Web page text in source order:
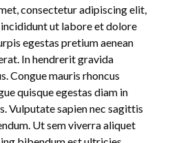
consectetur adipiscing elit,
ut labore et dolore
egestas pretium aenean
In hendrerit gravida
Congue mauris rhoncus
quisque egestas diam in
Vulputate sapien nec sagittis
Ut sem viverra aliquet